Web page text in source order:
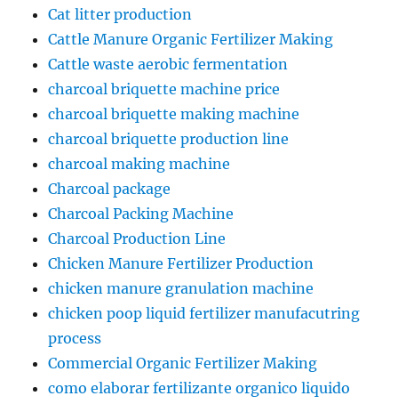
Cat litter production
Cattle Manure Organic Fertilizer Making
Cattle waste aerobic fermentation
charcoal briquette machine price
charcoal briquette making machine
charcoal briquette production line
charcoal making machine
Charcoal package
Charcoal Packing Machine
Charcoal Production Line
Chicken Manure Fertilizer Production
chicken manure granulation machine
chicken poop liquid fertilizer manufacutring
process
Commercial Organic Fertilizer Making
como elaborar fertilizante organico liquido